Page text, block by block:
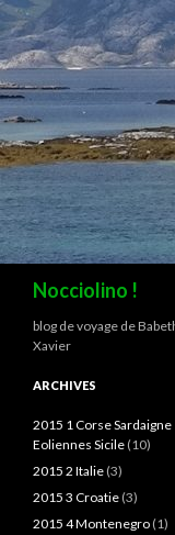
Nocciolino !
blog de voyage de
Xavier
ARCHIVES
2015 1 Corse Sardaigne
Eoliennes Sicile (10)
2015 2 Italie (3)
2015 3 Croatie (3)
2015 4 Montenegro (1)